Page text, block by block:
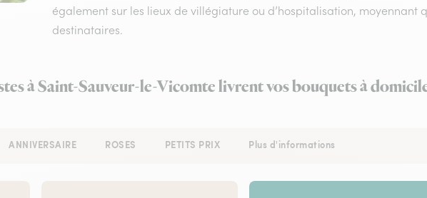
également sur les lieux de villégiature ou d’hospitalisation, moyennant
destinataires.
à Saint-Sauveur-le-Vicomte livrent vos bouquets à
ANNIVERSAIRE ROSES PETITS PRIX Plus d'informations